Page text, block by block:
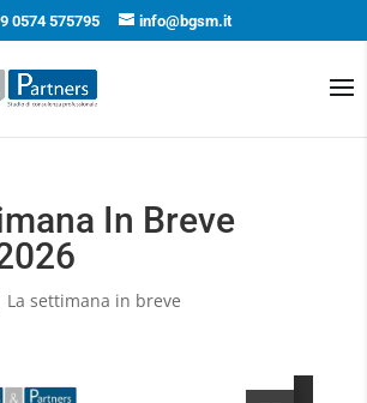
0574 575795 info@bgsm.it
In Breve
La settimana in breve